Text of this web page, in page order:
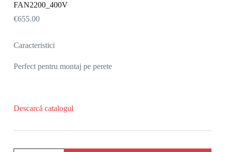
FAN2200_400V
€655.00
Caracteristici
Perfect pentru montaj pe perete
Descarcă catalogul